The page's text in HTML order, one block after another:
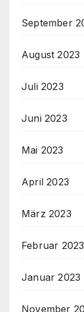
September
August 2023
Juli 2023
Juni 2023
Mai 2023
April 2023
März 2023
Februar 2023
Januar 2023
November